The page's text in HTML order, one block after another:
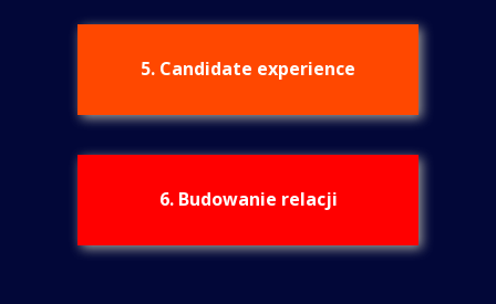
5. Candidate experience
6. Budowanie relacji